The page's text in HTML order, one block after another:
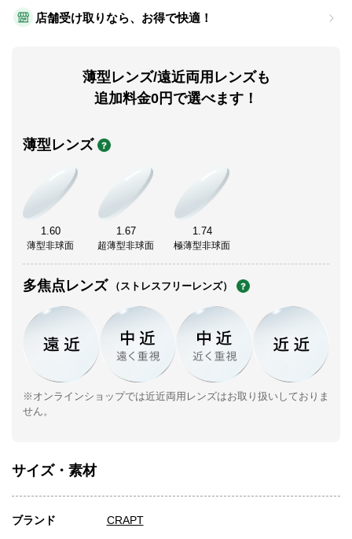
店舗受け取りなら、お得で快適！
薄型レンズ/遠近両用レンズも
追加料金0円で選べます！
薄型レンズ
1.60
薄型非球面
1.67
超薄型非球面
1.74
極薄型非球面
多焦点レンズ （ストレスフリーレンズ）
※オンラインショップでは近近両用レンズはお取り扱いしておりま
せん。
サイズ・素材
ブランド CRAPT